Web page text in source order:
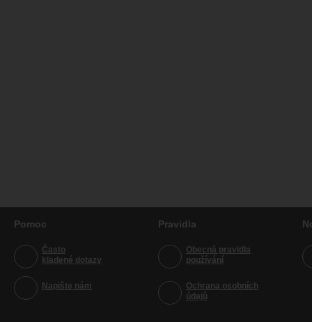
Pomoc
Často
kladené dotazy
Napište nám
Pravidla
Obecná pravidla
používání
Ochrana osobních
údajů